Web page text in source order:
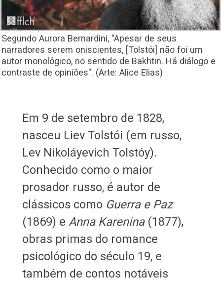
Segundo Aurora Bernardini, "Apesar de seus
narradores serem oniscientes, [Tolstói] não foi um
autor monológico, no sentido de Bakhtin. Há diálogo e
contraste de opiniões". (Arte: Alice Elias)
Em 9 de setembro de 1828,
nasceu Liev Tolstói (em russo,
Lev Nikoláyevich Tolstóy).
Conhecido como o maior
prosador russo, é autor de
clássicos como Guerra e Paz
(1869) e Anna Karenina (1877),
obras primas do romance
psicológico do século 19, e
também de contos notáveis